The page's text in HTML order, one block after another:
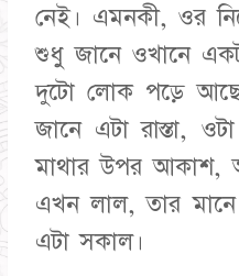
নেই। এমনকী, ওর
শুধু জানে ওখানে
দুটো লোক পড়ে
জানে এটা রাস্তা,
মাথার উপর আকাশ,
এখন লাল, তার
এটা সকাল।